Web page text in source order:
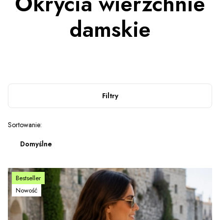
damskie
Filtry
Lista produktów
Sortowanie:
Domyślne
Bestseller
Nowość